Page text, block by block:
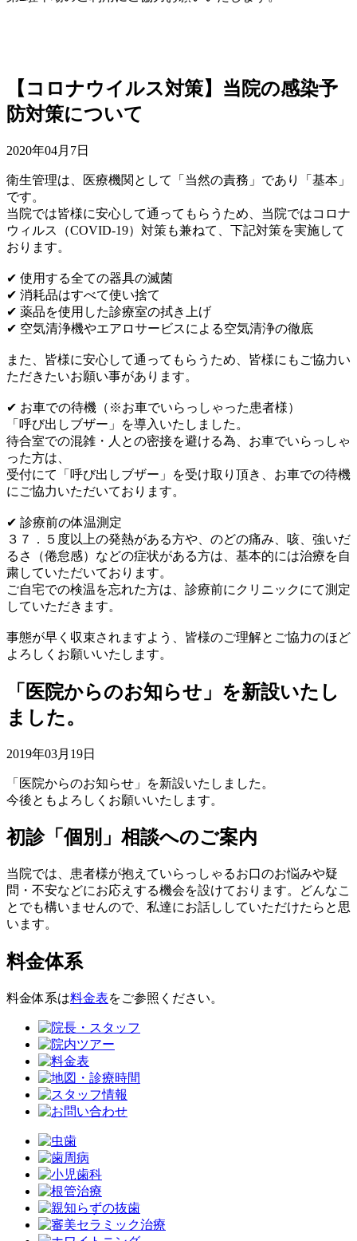
【コロナウイルス対策】当院の感染予
防対策について
2020年04月7日
衛生管理は、医療機関として「当然の責務」であり「基本」
です。
当院では皆様に安心して通ってもらうため、当院ではコロナ
ウィルス（COVID-19）対策も兼ねて、下記対策を実施して
おります。
✔︎ 使用する全ての器具の滅菌
✔︎ 消耗品はすべて使い捨て
✔︎ 薬品を使用した診療室の拭き上げ
✔︎ 空気清浄機やエアロサービスによる空気清浄の徹底
また、皆様に安心して通ってもらうため、皆様にもご協力い
ただきたいお願い事があります。
✔︎ お車での待機（※お車でいらっしゃった患者様）
「呼び出しブザー」を導入いたしました。
待合室での混雑・人との密接を避ける為、お車でいらっしゃ
った方は、
受付にて「呼び出しブザー」を受け取り頂き、お車での待機
にご協力いただいております。
✔︎ 診療前の体温測定
３７．５度以上の発熱がある方や、のどの痛み、咳、強いだ
るさ（倦怠感）などの症状がある方は、基本的には治療を自
粛していただいております。
ご自宅での検温を忘れた方は、診療前にクリニックにて測定
していただきます。
事態が早く収束されますよう、皆様のご理解とご協力のほど
よろしくお願いいたします。
「医院からのお知らせ」を新設いたし
ました。
2019年03月19日
「医院からのお知らせ」を新設いたしました。
今後ともよろしくお願いいたします。
初診「個別」相談へのご案内
当院では、患者様が抱えていらっしゃるお口のお悩みや疑
問・不安などにお応えする機会を設けております。どんなこ
とでも構いませんので、私達にお話ししていただけたらと思
います。
料金体系
料金体系は料金表をご参照ください。